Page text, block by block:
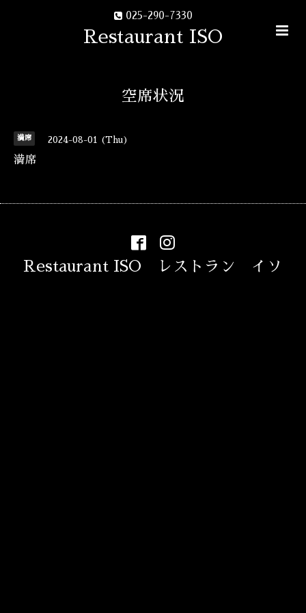
025-290-7330
Restaurant ISO
空席状況
満席 2024-08-01 (Thu)
満席
Restaurant ISO レストラン イソ